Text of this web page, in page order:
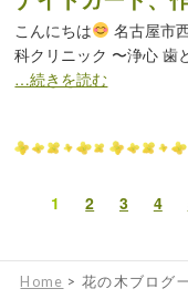
こんにちは
名古屋市
科クリニック 〜浄心 歯
…続きを読む
1 2 3 4
Home > 花の木ブログ